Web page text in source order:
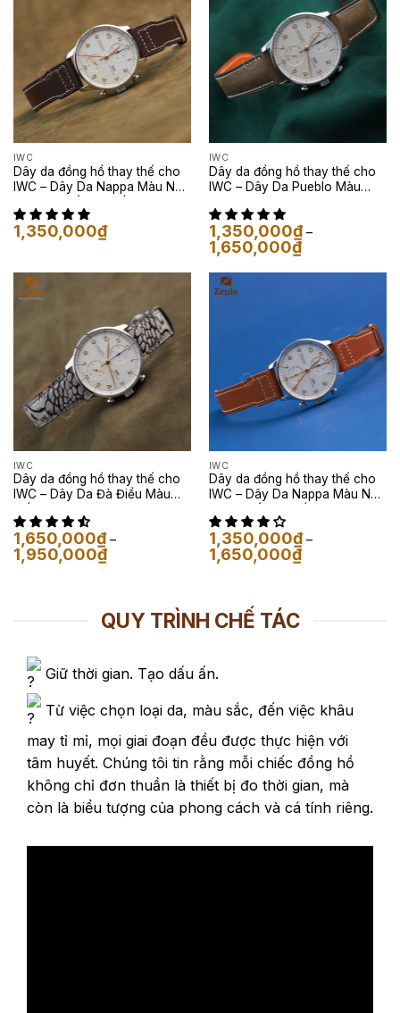
IWC
Dây da đồng hồ thay thế cho
IWC – Dây Da Nappa Màu Nâu
Socola Phối Chỉ Trắng
1,350,000₫
IWC
Dây da đồng hồ thay thế cho
IWC – Dây Da Pueblo Màu
1,350,000₫ –
1,650,000₫Khoảng
giá:
IWC
Dây da đồng hồ thay thế cho
IWC – Dây Da Đà Điểu Màu
1,650,000₫ –
1,950,000₫Khoảng
giá:
1,950,000₫
IWC
Dây da đồng hồ thay thế cho
IWC – Dây Da Nappa Màu Nâu
1,350,000₫ –
1,650,000₫Khoảng
giá:
QUY TRÌNH CHẾ TÁC
Giữ thời gian. Tạo dấu ấn.
Từ việc chọn loại da, màu sắc, đến việc khâu
may tỉ mỉ, mọi giai đoạn đều được thực hiện với
tâm huyết. Chúng tôi tin rằng mỗi chiếc đồng hồ
không chỉ đơn thuần là thiết bị đo thời gian, mà
còn là biểu tượng của phong cách và cá tính riêng.